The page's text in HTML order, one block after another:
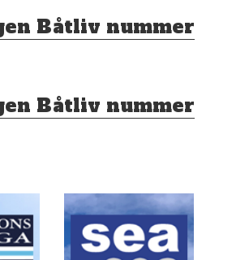
Båtliv nummer
Båtliv nummer